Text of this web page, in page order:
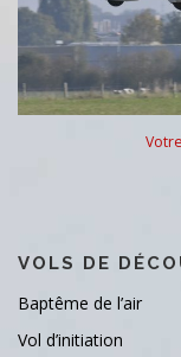
VOLS DE
Baptême de l’air
Vol d’initiation